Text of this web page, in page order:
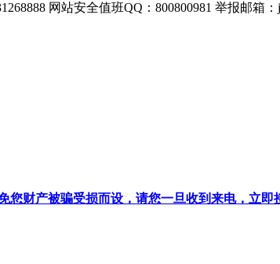
网站安全值班QQ：800800981 举报邮箱：
财产被骗受损而设，请您一旦收到来电，立即